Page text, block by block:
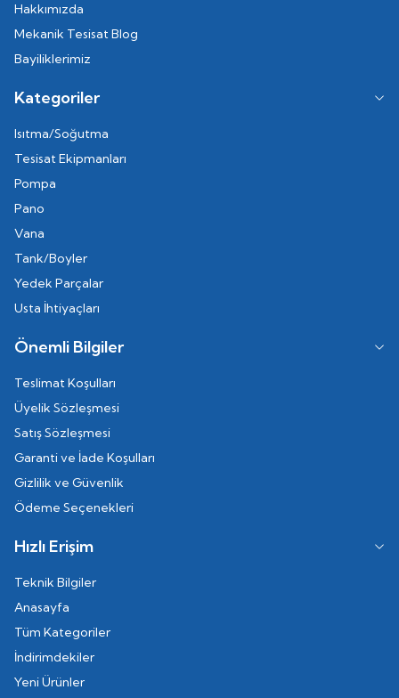
Hakkımızda
Mekanik Tesisat Blog
Bayiliklerimiz
Kategoriler
Isıtma/Soğutma
Tesisat Ekipmanları
Pompa
Pano
Vana
Tank/Boyler
Yedek Parçalar
Usta İhtiyaçları
Önemli Bilgiler
Teslimat Koşulları
Üyelik Sözleşmesi
Satış Sözleşmesi
Garanti ve İade Koşulları
Gizlilik ve Güvenlik
Ödeme Seçenekleri
Hızlı Erişim
Teknik Bilgiler
Anasayfa
Tüm Kategoriler
İndirimdekiler
Yeni Ürünler